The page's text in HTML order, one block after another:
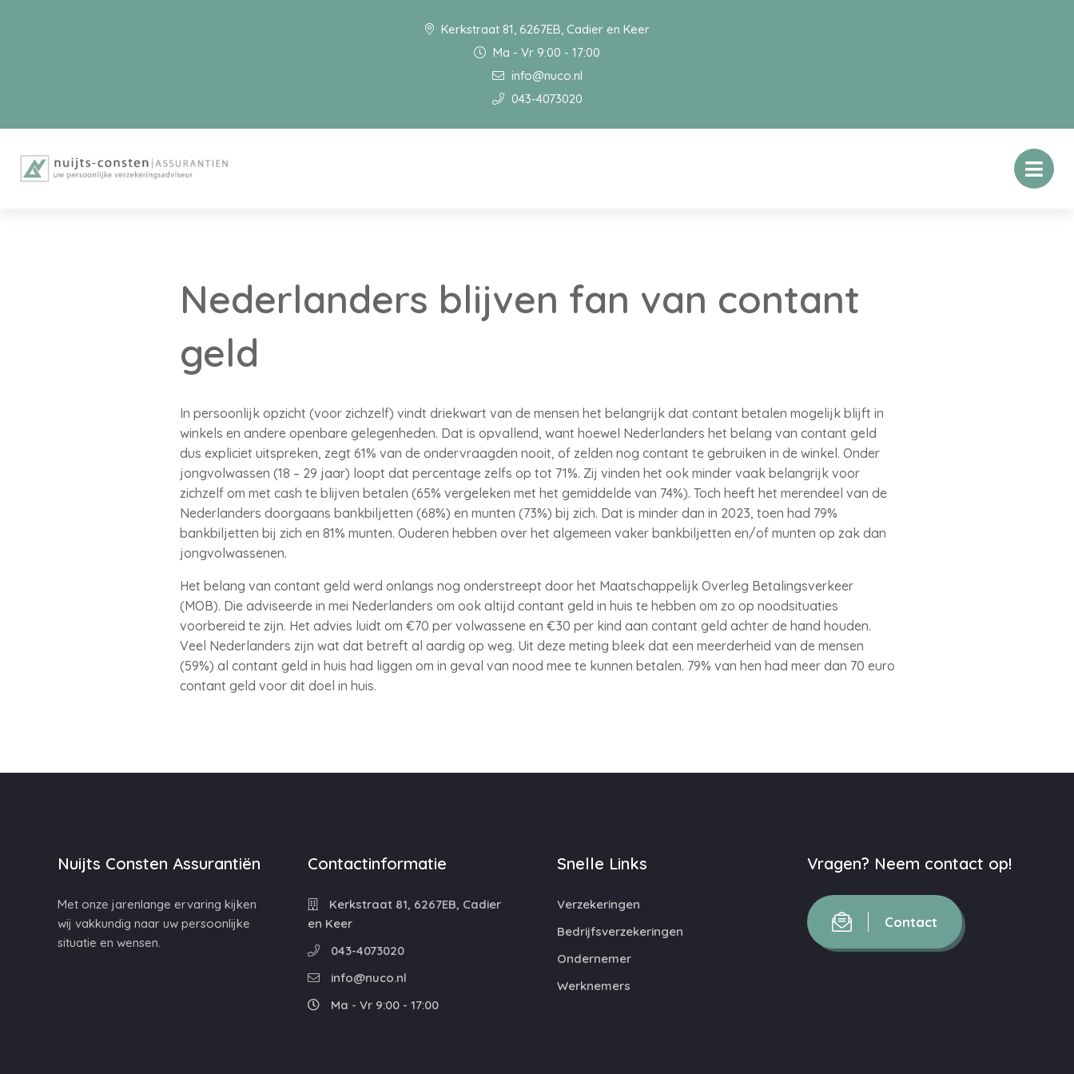
Kerkstraat 81, 6267EB, Cadier en Keer
Ma - Vr 9:00 - 17:00
info@nuco.nl
043-4073020
Nederlanders blijven fan van contant
geld
In persoonlijk opzicht (voor zichzelf) vindt driekwart van de mensen het belangrijk dat contant betalen mogelijk blijft in
winkels en andere openbare gelegenheden. Dat is opvallend, want hoewel Nederlanders het belang van contant geld
dus expliciet uitspreken, zegt 61% van de ondervraagden nooit, of zelden nog contant te gebruiken in de winkel. Onder
jongvolwassen (18 – 29 jaar) loopt dat percentage zelfs op tot 71%. Zij vinden het ook minder vaak belangrijk voor
zichzelf om met cash te blijven betalen (65% vergeleken met het gemiddelde van 74%). Toch heeft het merendeel van de
Nederlanders doorgaans bankbiljetten (68%) en munten (73%) bij zich. Dat is minder dan in 2023, toen had 79%
bankbiljetten bij zich en 81% munten. Ouderen hebben over het algemeen vaker bankbiljetten en/of munten op zak dan
jongvolwassenen.
Het belang van contant geld werd onlangs nog onderstreept door het Maatschappelijk Overleg Betalingsverkeer
(MOB). Die adviseerde in mei Nederlanders om ook altijd contant geld in huis te hebben om zo op noodsituaties
voorbereid te zijn. Het advies luidt om €70 per volwassene en €30 per kind aan contant geld achter de hand houden.
Veel Nederlanders zijn wat dat betreft al aardig op weg. Uit deze meting bleek dat een meerderheid van de mensen
(59%) al contant geld in huis had liggen om in geval van nood mee te kunnen betalen. 79% van hen had meer dan 70 euro
contant geld voor dit doel in huis.
Nuijts Consten Assurantiën
Met onze jarenlange ervaring kijken
wij vakkundig naar uw persoonlijke
situatie en wensen.
Contactinformatie
Kerkstraat 81, 6267EB, Cadier
en Keer
043-4073020
info@nuco.nl
Ma - Vr 9:00 - 17:00
Snelle Links
Verzekeringen
Bedrijfsverzekeringen
Ondernemer
Werknemers
Vragen? Neem contact op!
Contact